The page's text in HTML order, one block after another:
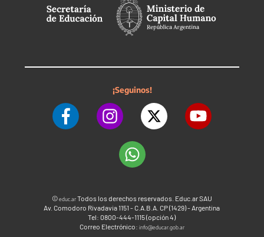
¡Seguinos!
©educ.arTodos los derechos reservados. Educ.ar SAU
Av. Comodoro Rivadavia 1151 - C.A.B.A. CP (1429) - Argentina
Tel: 0800-444-1115 (opción 4)
Correo Electrónico: info@educar.gob.ar